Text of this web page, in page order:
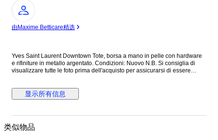
专
家
由Maxime Betticare精选
Yves Saint Laurent Downtown Tote, borsa a mano in pelle con hardware
e rifiniture in metallo argentato. Condizioni: Nuovo N.B. Si consiglia di
visualizzare tutte le foto prima dell'acquisto per assicurarsi di essere
INV.1189/25 MAR25145021
显示所有信息
类似物品